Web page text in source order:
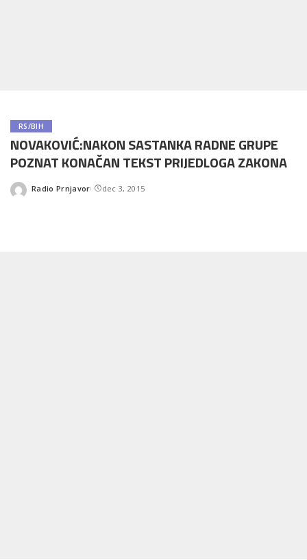
RS/BIH
NOVAKOVIĆ:NAKON SASTANKA RADNE GRUPE
POZNAT KONAČAN TEKST PRIJEDLOGA ZAKONA
Posted
Radio Prnjavor dec 3, 2015